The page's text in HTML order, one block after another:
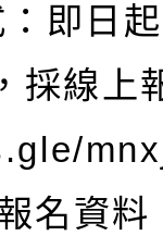
即日
採線上
名資料